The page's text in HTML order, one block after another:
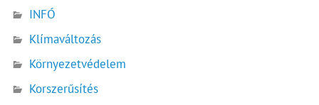
INFÓ
Klímaváltozás
Környezetvédelem
Korszerűsítés